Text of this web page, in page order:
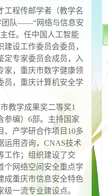
工程传邮学者（教学名
队——“网络与信息安
任。任中国人工智能
设工作委员会委员，
定专家委员会成员，入
家 ， 重庆市数字健康领
， 重庆计算机安全学
教学成果奖二等奖1
编） 6部。主持国家
、产学研合作项目 10多
运用咨询， CNAS技术
工作；组织建设了交
个网络空间安全重点学
成重庆市信息安全特色
一流专业建设点。